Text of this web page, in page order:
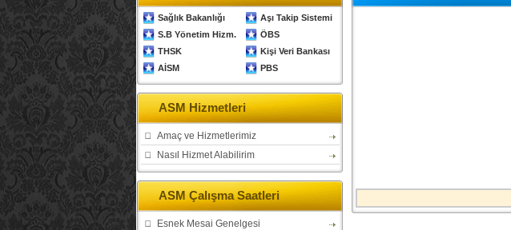
Sağlık Bakanlığı
Aşı Takip Sistemi
S.B Yönetim Hizm.
ÖBS
THSK
Kişi Veri Bankası
AİSM
PBS
ASM Hizmetleri
Amaç ve Hizmetlerimiz
Nasıl Hizmet Alabilirim
ASM Çalışma Saatleri
Esnek Mesai Genelgesi